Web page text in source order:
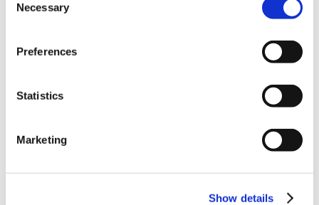
Selection
Necessary
Preferences
Statistics
Marketing
Show details
8,800円 (税込)
お届け開始日：
るかっぷ モンスターハンター アイルー【限定巾着付き】